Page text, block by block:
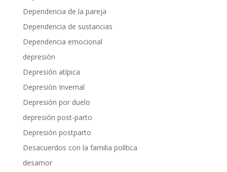
Dependencia de la pareja
Dependencia de sustancias
Dependencia emocional
depresión
Depresión atípica
Depresión Invernal
Depresión por duelo
depresión post-parto
Depresión postparto
Desacuerdos con la familia política
desamor